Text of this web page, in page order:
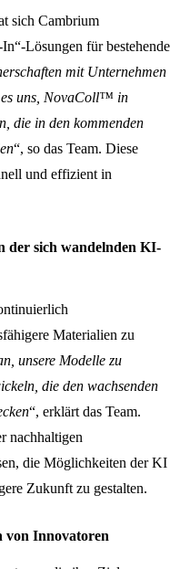
sich Cambrium
Lösungen für bestehende
mit Unternehmen
es uns, NovaColl™ in
die in den kommenden
“, so das Team. Diese
und effizient in
der sich wandelnden KI-
Materialien zu
unsere Modelle zu
die den wachsenden
“, erklärt das Team.
nachhaltigen
die Möglichkeiten der KI
Zukunft zu gestalten.
von Innovatoren